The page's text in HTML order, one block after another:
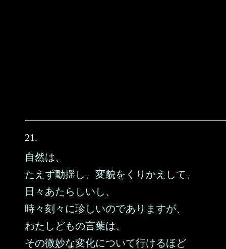
21.
自然は、
たえず動揺し、変貌をくりかえして、
日々あたらしいし、
時々刻々に珍しいのでありますが、
わたしどもの言葉は、
その微妙な変化について行けるほど